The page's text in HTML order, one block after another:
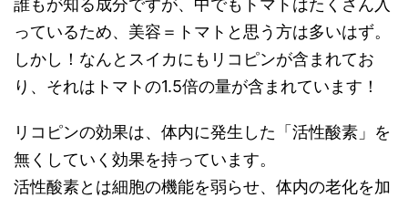
誰もが知る成分ですが、中でもトマトはたくさん入
っているため、美容＝トマトと思う方は多いはず。
しかし！なんとスイカにもリコピンが含まれてお
り、それはトマトの1.5倍の量が含まれています！
リコピンの効果は、体内に発生した「活性酸素」を
無くしていく効果を持っています。
活性酸素とは細胞の機能を弱らせ、体内の老化を加